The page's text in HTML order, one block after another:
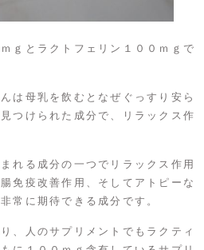
ｇとラクトフェリン１００ｍｇで
は母乳を飲むとなぜぐっすり安ら
つけられた成分で、リラックス作
れる成分の一つでリラックス作用
免疫改善作用、そしてアトピーな
常に期待できる成分です。
、人のサプリメントでもラクティ